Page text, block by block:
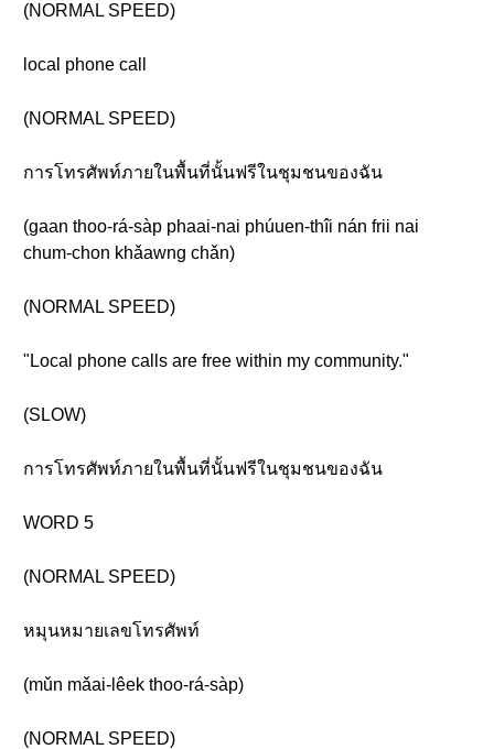
(NORMAL SPEED)
local phone call
(NORMAL SPEED)
การโทรศัพท์ภายในพื้นที่นั้นฟรีในชุมชนของฉัน
(gaan thoo-rá-sàp phaai-nai phúuen-thîi nán frii nai
chum-chon khǎawng chǎn)
(NORMAL SPEED)
"Local phone calls are free within my community."
(SLOW)
การโทรศัพท์ภายในพื้นที่นั้นฟรีในชุมชนของฉัน
WORD 5
(NORMAL SPEED)
หมุนหมายเลขโทรศัพท์
(mǔn mǎai-lêek thoo-rá-sàp)
(NORMAL SPEED)